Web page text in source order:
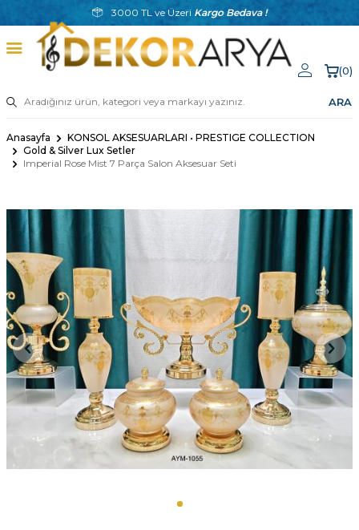
3000 TL ve Üzeri Kargo Bedava !
ARA
(0)
Anasayfa
KONSOL AKSESUARLARI • PRESTIGE COLLECTION
Gold & Silver Lux Setler
Imperial Rose Mist 7 Parça Salon Aksesuar Seti